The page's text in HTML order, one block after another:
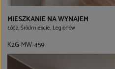
MIESZKANIE NA WYNAJEM
Łódź, Śródmieście, Legionów
K2G-MW-459